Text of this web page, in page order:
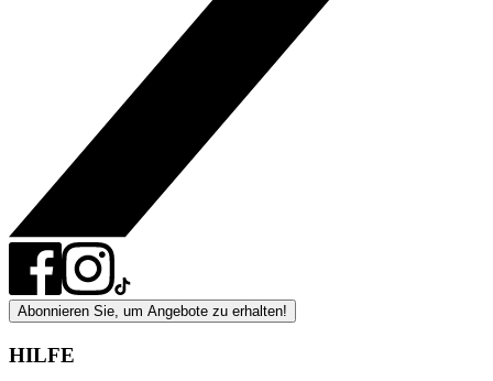
Abonnieren Sie, um Angebote zu erhalten!
HILFE